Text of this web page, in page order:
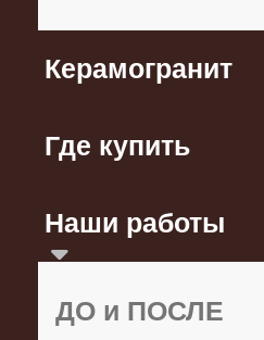
Керамогранит
Где купить
Наши работы
ДО и ПОСЛЕ